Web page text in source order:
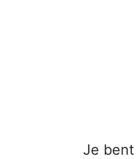
Je bent